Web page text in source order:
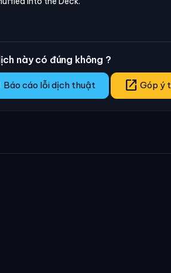
này có đúng không ?
Báo cáo lỗi dịch thuật open_in_new Góp ý